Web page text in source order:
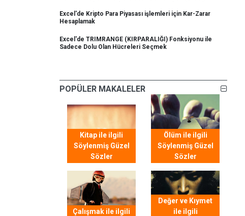
Excel'de Kripto Para Piyasası işlemleri için Kar-Zarar
Hesaplamak
Excel'de TRIMRANGE (KIRPARALIĞI) Fonksiyonu ile
Sadece Dolu Olan Hücreleri Seçmek
POPÜLER MAKALELER
Kitap ile ilgili
Söylenmiş Güzel
Sözler
Ölüm ile ilgili
Söylenmiş Güzel
Sözler
Çalışmak ile ilgili
Değer ve Kıymet
ile ilgili